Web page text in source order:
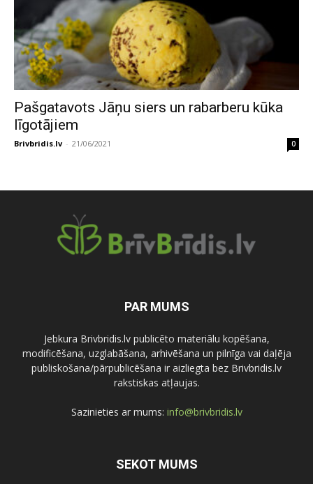
Pašgatavots Jāņu siers un rabarberu kūka
līgotājiem
Brivbridis.lv - 21/06/2021 0
PAR MUMS
Jebkura Brivbridis.lv publicēto materiālu kopēšana,
modificēšana, uzglabāšana, arhivēšana un pilnīga vai daļēja
publiskošana/pārpublicēšana ir aizliegta bez Brivbridis.lv
rakstiskas atļaujas.
Sazinieties ar mums: info@brivbridis.lv
SEKOT MUMS